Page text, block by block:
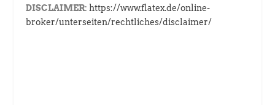
DISCLAIMER: https://www.flatex.de/online-
broker/unterseiten/rechtliches/disclaimer/